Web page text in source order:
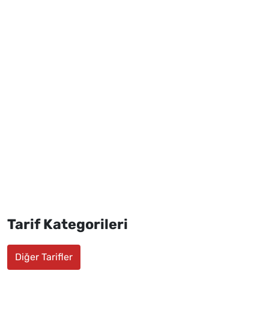
Tarif Kategorileri
Diğer Tarifler